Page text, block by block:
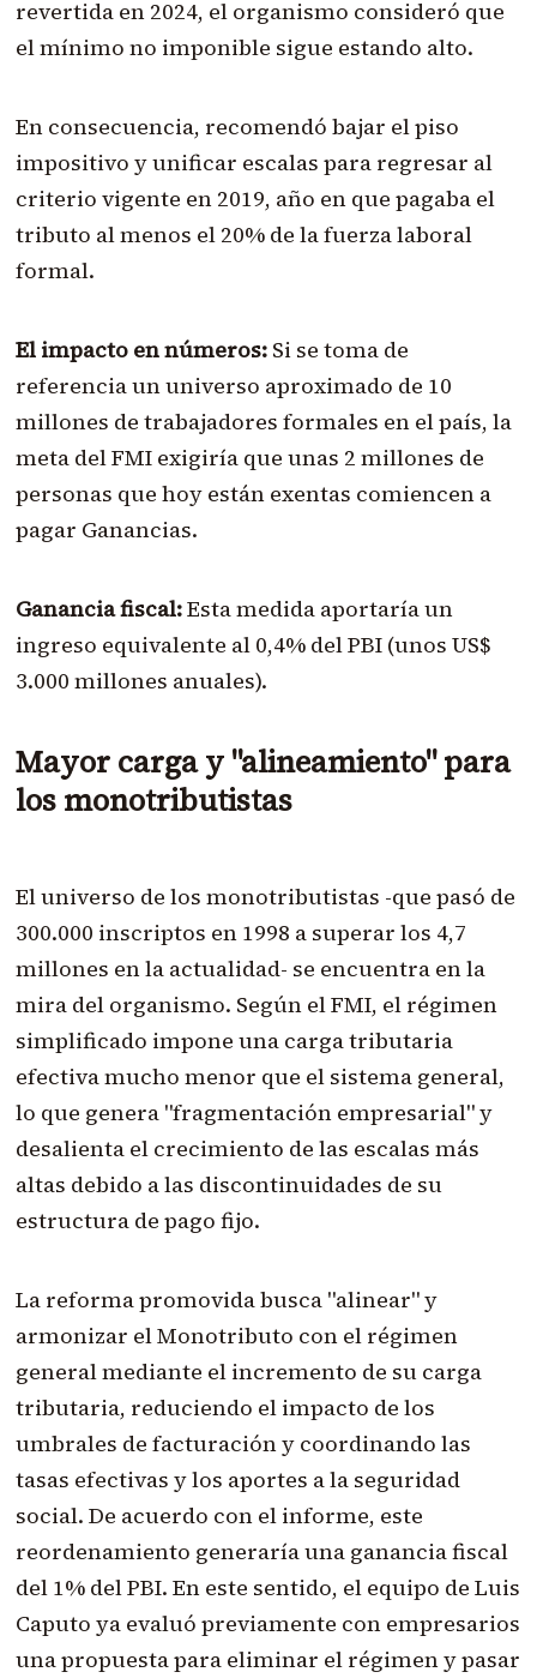
revertida en 2024, el organismo consideró que
el mínimo no imponible sigue estando alto.
En consecuencia, recomendó bajar el piso
impositivo y unificar escalas para regresar al
criterio vigente en 2019, año en que pagaba el
tributo al menos el 20% de la fuerza laboral
formal.
El impacto en números:Si se toma de
referencia un universo aproximado de 10
millones de trabajadores formales en el país, la
meta del FMI exigiría que unas 2 millones de
personas que hoy están exentas comiencen a
pagar Ganancias.
Ganancia fiscal:Esta medida aportaría un
ingreso equivalente al 0,4% del PBI (unos US$
3.000 millones anuales).
Mayor carga y "alineamiento" para
los monotributistas
El universo de los monotributistas -que pasó de
300.000 inscriptos en 1998 a superar los 4,7
millones en la actualidad- se encuentra en la
mira del organismo. Según el FMI, el régimen
simplificado impone una carga tributaria
efectiva mucho menor que el sistema general,
lo que genera "fragmentación empresarial" y
desalienta el crecimiento de las escalas más
altas debido a las discontinuidades de su
estructura de pago fijo.
La reforma promovida busca "alinear" y
armonizar el Monotributo con el régimen
general mediante el incremento de su carga
tributaria, reduciendo el impacto de los
umbrales de facturación y coordinando las
tasas efectivas y los aportes a la seguridad
social. De acuerdo con el informe, este
reordenamiento generaría una ganancia fiscal
del 1% del PBI. En este sentido, el equipo de Luis
Caputo ya evaluó previamente con empresarios
una propuesta para eliminar el régimen y pasar